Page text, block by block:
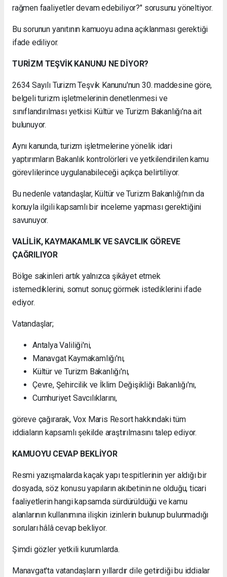
rağmen faaliyetler devam edebiliyor?" sorusunu yöneltiyor.
Bu sorunun yanıtının kamuoyu adına açıklanması gerektiği
ifade ediliyor.
TURİZM TEŞVİK KANUNU NE DİYOR?
2634 Sayılı Turizm Teşvik Kanunu'nun 30. maddesine göre,
belgeli turizm işletmelerinin denetlenmesi ve
sınıflandırılması yetkisi Kültür ve Turizm Bakanlığı'na ait
bulunuyor.
Aynı kanunda, turizm işletmelerine yönelik idari
yaptırımların Bakanlık kontrolörleri ve yetkilendirilen kamu
görevlilerince uygulanabileceği açıkça belirtiliyor.
Bu nedenle vatandaşlar, Kültür ve Turizm Bakanlığı'nın da
konuyla ilgili kapsamlı bir inceleme yapması gerektiğini
savunuyor.
VALİLİK, KAYMAKAMLIK VE SAVCILIK GÖREVE
ÇAĞRILIYOR
Bölge sakinleri artık yalnızca şikâyet etmek
istemediklerini, somut sonuç görmek istediklerini ifade
ediyor.
Vatandaşlar;
Antalya Valiliği'ni,
Manavgat Kaymakamlığı'nı,
Kültür ve Turizm Bakanlığı'nı,
Çevre, Şehircilik ve İklim Değişikliği Bakanlığı'nı,
Cumhuriyet Savcılıklarını,
göreve çağırarak, Vox Maris Resort hakkındaki tüm
iddiaların kapsamlı şekilde araştırılmasını talep ediyor.
KAMUOYU CEVAP BEKLİYOR
Resmi yazışmalarda kaçak yapı tespitlerinin yer aldığı bir
dosyada, söz konusu yapıların akıbetinin ne olduğu, ticari
faaliyetlerin hangi kapsamda sürdürüldüğü ve kamu
alanlarının kullanımına ilişkin izinlerin bulunup bulunmadığı
soruları hâlâ cevap bekliyor.
Şimdi gözler yetkili kurumlarda.
Manavgat'ta vatandaşların yıllardır dile getirdiği bu iddialar